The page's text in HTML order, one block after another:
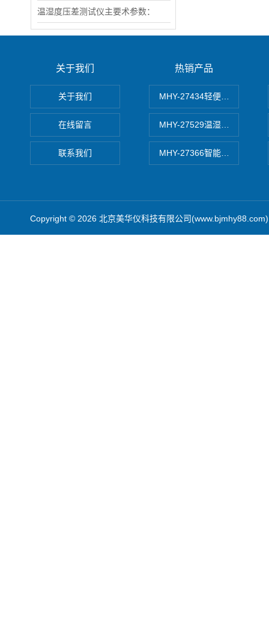
温湿度压差测试仪主要术参数：
关于我们
关于我们
在线留言
联系我们
热销产品
MHY-27434轻便式自动水质
MHY-27529温湿度记录仪
MHY-27366智能数字微压计
Copyright © 2026 北京美华仪科技有限公司